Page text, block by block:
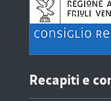
Recapiti e